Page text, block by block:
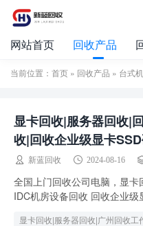
网站首页 回收产品
当前位置： 首页 » 回收产品 » 台式
显卡回收|服务器回收|
收|回收企业级显卡
新蓝回收 2024-08-16
全国上门回收公司电脑，显卡
IDC机房设备回收 回收企业
显卡回收|服务器回收|广州回收工